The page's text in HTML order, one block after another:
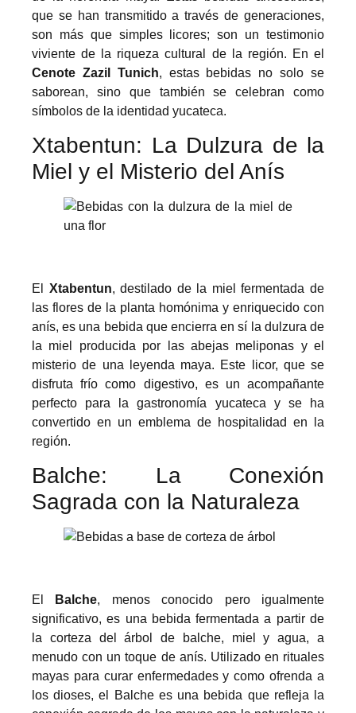
que se han transmitido a través de generaciones,
son más que simples licores; son un testimonio
viviente de la riqueza cultural de la región. En el
Cenote Zazil Tunich, estas bebidas no solo se
saborean, sino que también se celebran como
símbolos de la identidad yucateca.
Xtabentun: La Dulzura de la
Miel y el Misterio del Anís
El Xtabentun, destilado de la miel fermentada de
las flores de la planta homónima y enriquecido con
anís, es una bebida que encierra en sí la dulzura de
la miel producida por las abejas meliponas y el
misterio de una leyenda maya. Este licor, que se
disfruta frío como digestivo, es un acompañante
perfecto para la gastronomía yucateca y se ha
convertido en un emblema de hospitalidad en la
región.
Balche: La Conexión
Sagrada con la Naturaleza
El Balche, menos conocido pero igualmente
significativo, es una bebida fermentada a partir de
la corteza del árbol de balche, miel y agua, a
menudo con un toque de anís. Utilizado en rituales
mayas para curar enfermedades y como ofrenda a
los dioses, el Balche es una bebida que refleja la